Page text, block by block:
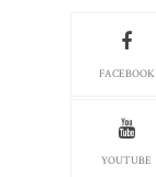
FACEBOOK
YOUTUBE